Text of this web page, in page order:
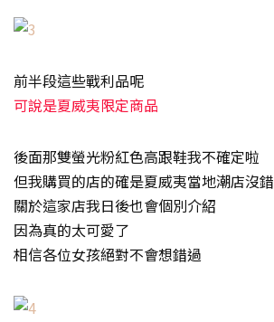
前半段這些戰利品呢
可說是夏威夷限定商品
後面那雙螢光粉紅色高跟鞋我不確定啦
但我購買的店的確是夏威夷當地潮店沒錯
關於這家店我日後也會個別介紹
因為真的太可愛了
相信各位女孩絕對不會想錯過